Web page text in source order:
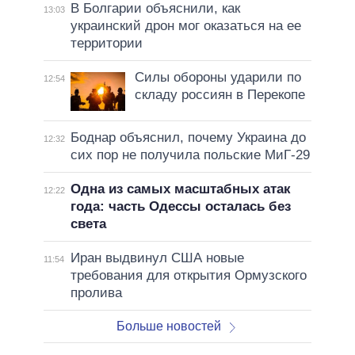
13:03
В Болгарии объяснили, как
украинский дрон мог оказаться на ее
территории
12:54
Силы обороны ударили по
складу россиян в Перекопе
12:32
Боднар объяснил, почему Украина до
сих пор не получила польские МиГ-29
12:22 Одна из самых масштабных атак
года: часть Одессы осталась без
света
11:54
Иран выдвинул США новые
требования для открытия Ормузского
пролива
Больше новостей